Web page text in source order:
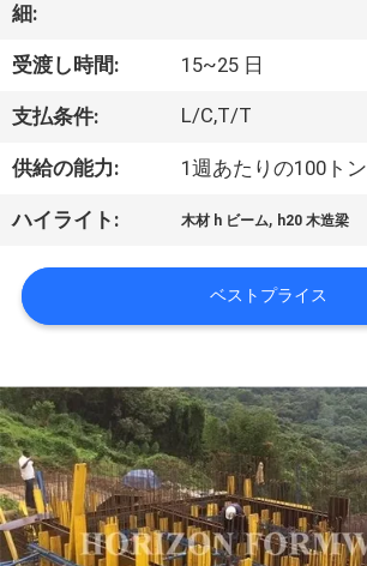
旅
行
品
質
理
私
達
細:
受渡し時間: 15~25 日
支払条件: L/C,T/T
供給の能力: 1週あたりの100トン
ハイライト: 木材 h ビーム, h20 木造梁
ベストプライス